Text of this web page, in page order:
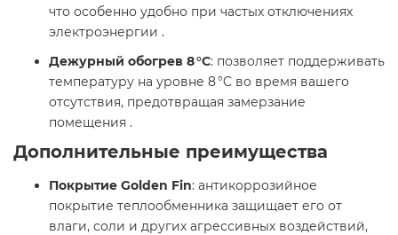
что особенно удобно при частых отключениях
электроэнергии .​
Дежурный обогрев 8 °C: позволяет поддерживать
температуру на уровне 8 °C во время вашего
отсутствия, предотвращая замерзание
помещения .​
Дополнительные преимущества
Покрытие Golden Fin: антикоррозийное
покрытие теплообменника защищает его от
влаги, соли и других агрессивных воздействий,